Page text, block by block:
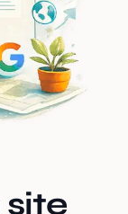
site